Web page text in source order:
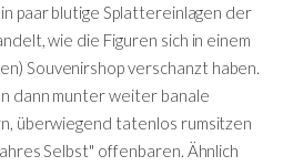
paar blutige Splattereinlagen der
wie die Figuren sich in einem
Souvenirshop verschanzt haben.
dann munter weiter banale
überwiegend tatenlos rumsitzen
Selbst" offenbaren. Ähnlich